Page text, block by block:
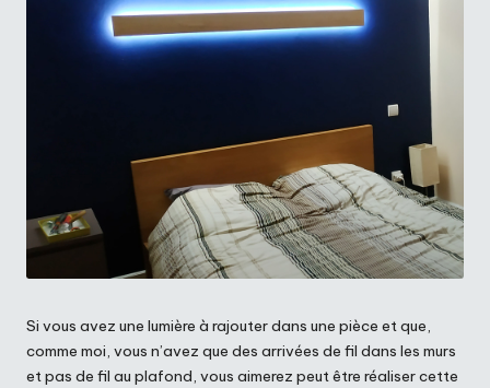
Si vous avez une lumière à rajouter dans une pièce et que,
comme moi, vous n’avez que des arrivées de fil dans les murs
et pas de fil au plafond, vous aimerez peut être réaliser cette